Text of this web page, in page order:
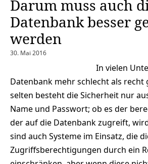
Darum muss auch
Datenbank besser
werden
30. Mai 2016
In vielen
Datenbank mehr schlecht als recht
selten besteht die Sicherheit nur
Name und Passwort; ob es der
der auf die Datenbank zugreift,
sind auch Systeme im Einsatz, die
Zugriffsberechtigungen durch ein